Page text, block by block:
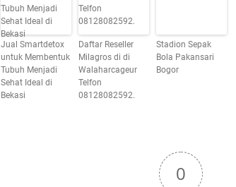
Jual Smartdetox
untuk Membentuk
Tubuh Menjadi
Sehat Ideal di
Bekasi
Daftar Reseller
Milagros di di
Walaharcageur
Telfon
08128082592.
Stadion Sepak
Bola Pakansari
Bogor
0